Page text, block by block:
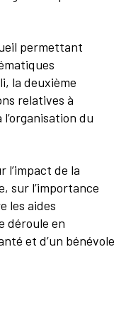
permettant
la deuxième
relatives à
du
l’impact de la
sur l’importance
les aides
déroule en
et d’un bénévole